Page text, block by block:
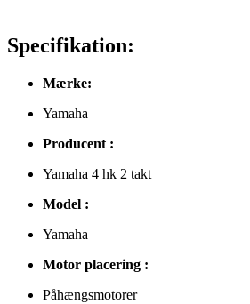
Specifikation:
Mærke:
Yamaha
Producent :
Yamaha 4 hk 2 takt
Model :
Yamaha
Motor placering :
Påhængsmotorer